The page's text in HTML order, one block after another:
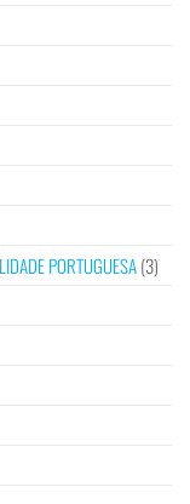
PORTUGUESA(3)